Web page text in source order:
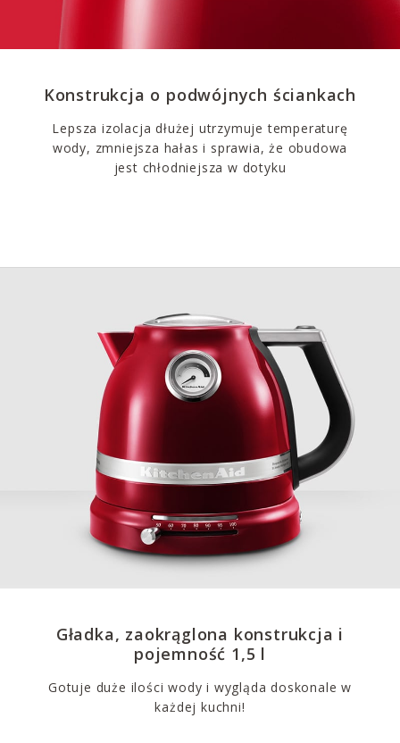
Konstrukcja o podwójnych ściankach
Lepsza izolacja dłużej utrzymuje temperaturę
wody, zmniejsza hałas i sprawia, że obudowa
jest chłodniejsza w dotyku
Gładka, zaokrąglona konstrukcja i
pojemność 1,5 l
Gotuje duże ilości wody i wygląda doskonale w
każdej kuchni!